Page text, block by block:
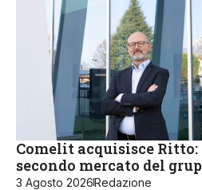
Comelit acquisisce
secondo mercato del
3 Agosto 2026Redazione